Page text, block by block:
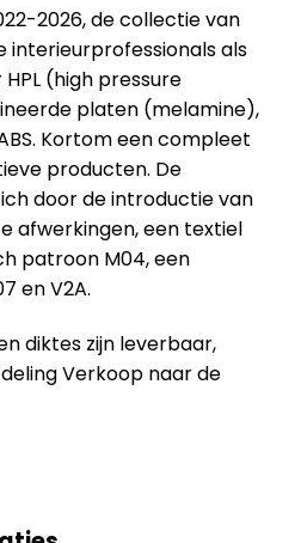
2026, de collectie van
interieurprofessionals als
(high pressure
platen (melamine),
Kortom een compleet
producten. De
door de introductie van
afwerkingen, een textiel
patroon M04, een
en V2A.
diktes zijn leverbaar,
Verkoop naar de